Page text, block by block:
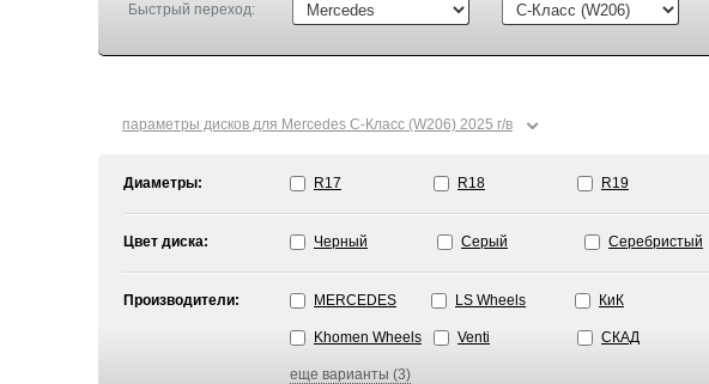
Быстрый переход:
параметры дисков для Mercedes C-Класс (W206) 2025 г/в ⌄
Диаметры: R17 R18 R19
Цвет диска: Черный Серый Серебристый
Производители: MERCEDES LS Wheels КиК
Khomen Wheels Venti СКАД
еще варианты (3)